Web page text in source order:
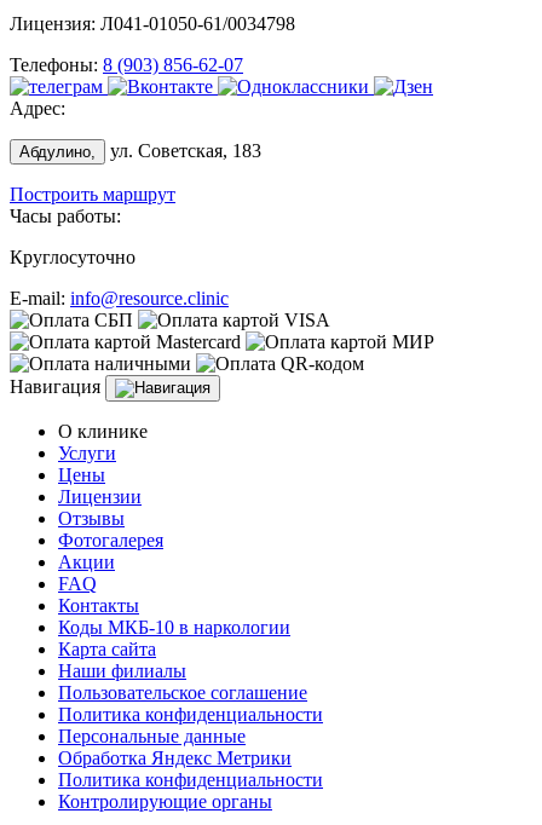
Лицензия: Л041-01050-61/0034798
Телефоны: 8 (903) 856-62-07
Адрес:
Абдулино, ул. Советская, 183
Построить маршрут
Часы работы:
Круглосуточно
E-mail: info@resource.clinic
Навигация
О клинике
Услуги
Цены
Лицензии
Отзывы
Фотогалерея
Акции
FAQ
Контакты
Коды МКБ-10 в наркологии
Карта сайта
Наши филиалы
Пользовательское соглашение
Политика конфиденциальности
Персональные данные
Обработка Яндекс Метрики
Политика конфиденциальности
Контролирующие органы